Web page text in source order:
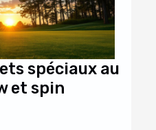
spéciaux au
et spin